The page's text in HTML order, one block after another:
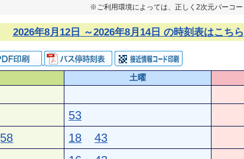
※ご利用環境によっては、正しく2次元バーコー
2026年8月12日 ～2026年8月14日 の時刻表はこちら
土曜
53
58 18 43